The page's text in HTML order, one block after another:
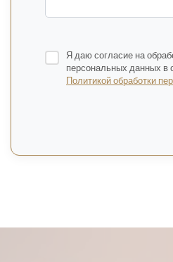
Я даю согласие на
персональных данных в
Политикой обработки